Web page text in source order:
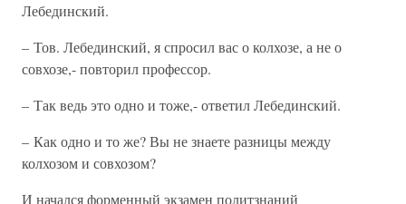
Лебединский.
– Тов. Лебединский, я спросил вас о колхозе, а не о
совхозе,- повторил профессор.
– Так ведь это одно и тоже,- ответил Лебединский.
– Как одно и то же? Вы не знаете разницы между
колхозом и совхозом?
И начался форменный экзамен политзнаний